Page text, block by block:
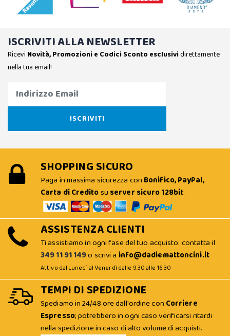
ISCRIVITI ALLA NEWSLETTER
Ricevi Novità, Promozioni e Codici Sconto esclusividirettamente
nella tua email!
SHOPPING SICURO
Paga in massima sicurezza con Bonifico, PayPal,
Carta di Creditosu server sicuro 128bit.
ASSISTENZA CLIENTI
Ti assistiamo in ogni fase del tuo acquisto: contatta il
349 11 91 149o scrivi a info@dadiemattoncini.it
Attivo dal Lunedì al Venerdì dalle 9:30 alle 16:30
TEMPI DI SPEDIZIONE
Spediamo in 24/48 ore dall'ordine con Corriere
Espresso; potrebbero in ogni caso verificarsi ritardi
nella spedizione in caso di alto volume di acquisti.